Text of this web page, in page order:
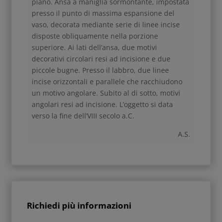
presso il punto di massima espansione del
vaso, decorata mediante serie di linee incise
disposte obliquamente nella porzione
superiore. Ai lati dell’ansa, due motivi
decorativi circolari resi ad incisione e due
piccole bugne. Presso il labbro, due linee
incise orizzontali e parallele che racchiudono
un motivo angolare. Subito al di sotto, motivi
angolari resi ad incisione. L’oggetto si data
verso la fine dell’VIII secolo a.C.
A.S.
Richiedi più informazioni